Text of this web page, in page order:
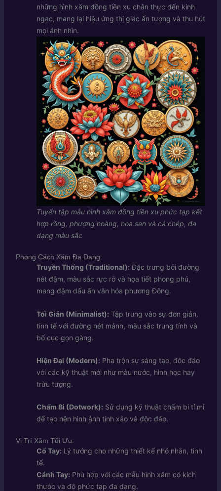
những hình xăm đồng tiền xu chân thực đến kinh
ngạc, mang lại hiệu ứng thị giác ấn tượng và thu hút
mọi ánh nhìn.
Tuyển tập mẫu hình xăm đồng tiền xu phức tạp kết
hợp rồng, phượng hoàng, hoa sen và cá chép, đa
dạng màu sắc
Phong Cách Xăm Đa Dạng:
Truyền Thống (Traditional): Đặc trưng bởi đường
nét đậm, màu sắc rực rỡ và họa tiết phong phú,
mang đậm dấu ấn văn hóa phương Đông.
Tối Giản (Minimalist): Tập trung vào sự đơn giản,
tinh tế với đường nét mảnh, màu sắc trung tính và
bố cục gọn gàng.
Hiện Đại (Modern): Pha trộn sự sáng tạo, độc đáo
với các kỹ thuật mới như màu nước, hình học hay
trừu tượng.
Chấm Bi (Dotwork): Sử dụng kỹ thuật chấm bi tỉ mỉ
để tạo nên hình ảnh tinh xảo và độc đáo.
Vị Trí Xăm Tối Ưu:
Cổ Tay: Lý tưởng cho những thiết kế nhỏ nhắn, tinh
tế.
Cánh Tay: Phù hợp với các mẫu hình xăm có kích
thước và độ phức tạp đa dạng.